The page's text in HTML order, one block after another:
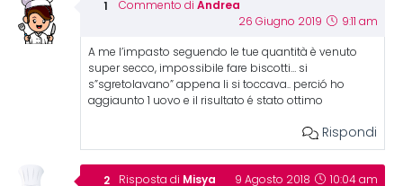
Commento di Andrea
26 Giugno 2019 9:11 am
A me l’impasto seguendo le tue quantità è venuto
super secco, impossibile fare biscotti… si
s”sgretolavano” appena li si toccava.. perció ho
aggiaunto 1 uovo e il risultato é stato ottimo
Rispondi
Risposta di Misya 9 Agosto 2018 10:04 am